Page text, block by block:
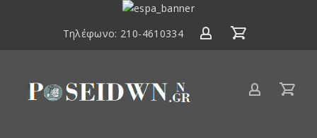
ΕΣΠΑ
2020
Τηλέφωνο: 210-4610334
Είδη